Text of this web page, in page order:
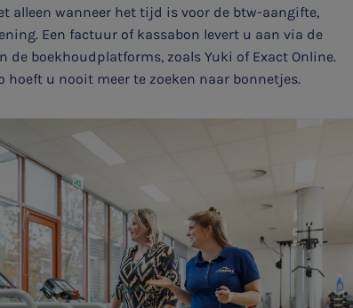
alleen wanneer het tijd is voor de btw-aangifte,
Een factuur of kassabon levert u aan via de
de boekhoudplatforms, zoals Yuki of Exact Online.
hoeft u nooit meer te zoeken naar bonnetjes.